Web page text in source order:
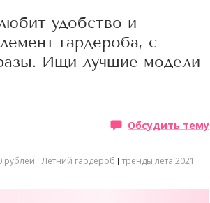
удобство и
гардероба, с
Ищи лучшие модели
Обсудить тему
рублей Летний гардероб тренды лета 2021